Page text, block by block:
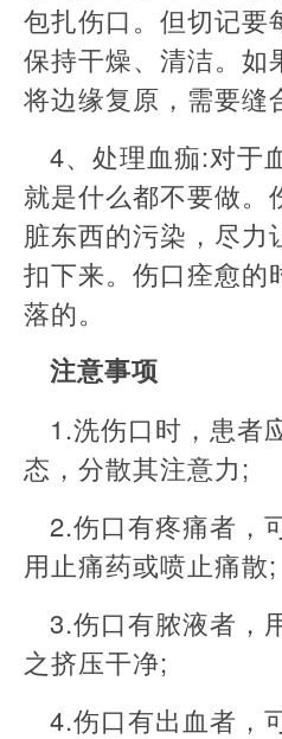
包扎伤口。但切记要
保持干燥、清洁。如
将边缘复原，需要缝
4、处理血痂:对于
就是什么都不要做。
脏东西的污染，尽力
扣下来。伤口痊愈的
落的。
注意事项
1.洗伤口时，患者
态，分散其注意力;
2.伤口有疼痛者，
用止痛药或喷止痛散;
3.伤口有脓液者，
之挤压干净;
4.伤口有出血者，